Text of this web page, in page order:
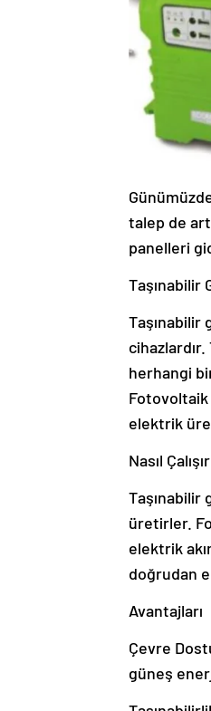
talep de
panelleri
Taşınabilir
herhangi
Fotovoltaik
elektrik
Nasıl
Taşınabilir
üretirler.
elektrik
doğrudan
Avantajları
Çevre
güneş